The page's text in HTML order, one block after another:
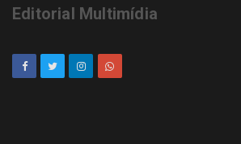
Editorial Multimídia